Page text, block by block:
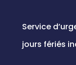
Service
jours fériés